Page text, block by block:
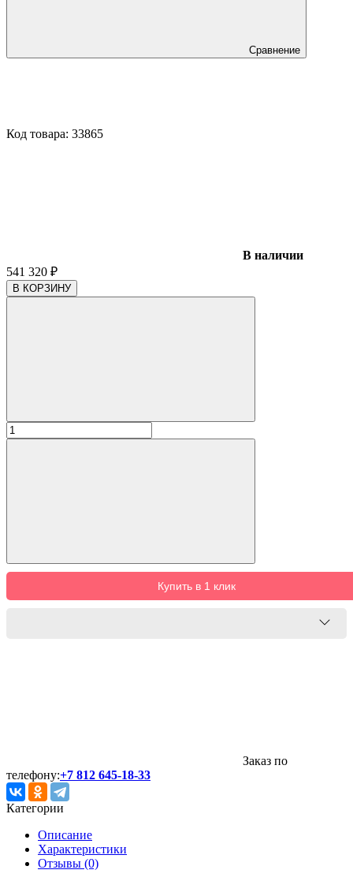
Сравнение
Код товара: 33865
В наличии
541 320 ₽
В КОРЗИНУ
Купить в 1 клик
Заказ по
телефону:+7 812 645-18-33
Категории
Описание
Характеристики
Отзывы (0)